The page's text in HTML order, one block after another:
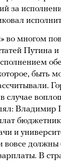
за
во многом
Путина
быть
случае
Владимир
и
вовсе должны
В